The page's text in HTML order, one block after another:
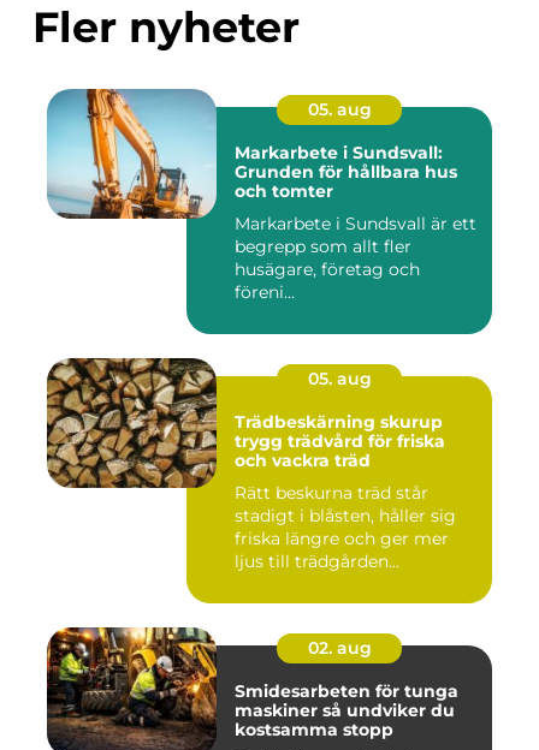
Fler nyheter
05. aug
Markarbete i Sundsvall:
Grunden för hållbara hus
och tomter
Markarbete i Sundsvall är ett
begrepp som allt fler
husägare, företag och
föreni...
05. aug
Trädbeskärning skurup
trygg trädvård för friska
och vackra träd
Rätt beskurna träd står
stadigt i blåsten, håller sig
friska längre och ger mer
ljus till trädgården...
02. aug
Smidesarbeten för tunga
maskiner så undviker du
kostsamma stopp